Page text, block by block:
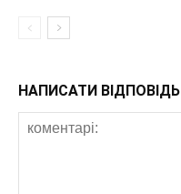
НАПИСАТИ ВІДПОВІДЬ